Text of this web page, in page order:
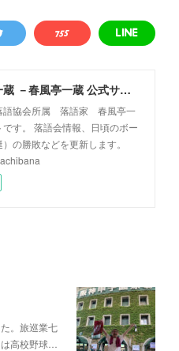
まくれ！！一蔵 －春風亭一蔵 公式サイト－
語協会所属 落語家 春風亭一
す。 落語会情報、日頃のボー
の勝敗などを更新します。
。旅巡業七
高校野球…